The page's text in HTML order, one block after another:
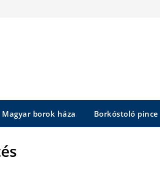
Magyar borok háza Borkóstoló pince